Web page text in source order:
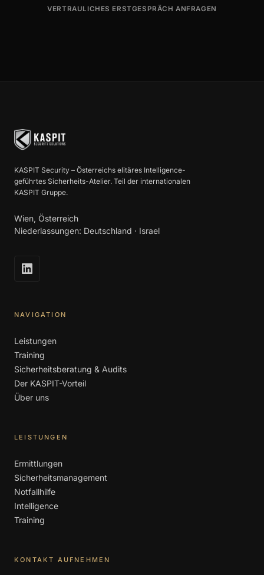
VERTRAULICHES ERSTGESPRÄCH ANFRAGEN
KASPIT Security – Österreichs elitäres Intelligence-
geführtes Sicherheits-Atelier. Teil der internationalen
KASPIT Gruppe.
Wien, Österreich
Niederlassungen: Deutschland · Israel
NAVIGATION
Leistungen
Training
Sicherheitsberatung & Audits
Der KASPIT-Vorteil
Über uns
LEISTUNGEN
Ermittlungen
Sicherheitsmanagement
Notfallhilfe
Intelligence
Training
KONTAKT AUFNEHMEN